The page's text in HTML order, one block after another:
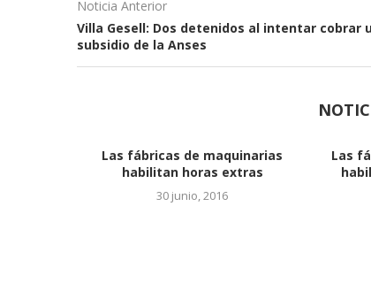
Noticia Anterior
Villa Gesell: Dos detenidos al intentar cobrar
subsidio de la Anses
Ya es oficial el acuerdo con
Monsanto
24 junio, 2016